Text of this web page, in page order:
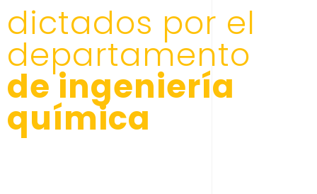
dictados por el
departamento
de ingeniería
química